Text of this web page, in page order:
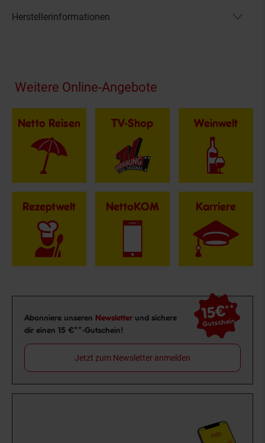
Herstellerinformationen
Fußzeile
Weitere Online-Angebote
Netto Reisen TV-Shop Weinwelt
Rezeptwelt NettoKOM Karriere
Newsletter Anmeldung
Abonniere unseren Newsletter und sichere
dir einen 15 €**-Gutschein!
15€**
Gutschein
Jetzt zum Newsletter anmelden